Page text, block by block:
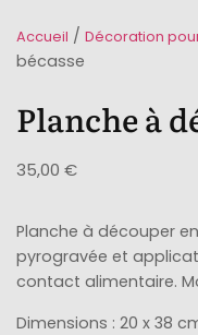
Accueil / Décoration
bécasse
Planche à
35,00 €
Planche à découper
pyrogravée et
contact alimentaire.
Dimensions : 20 x 38